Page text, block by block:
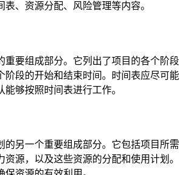
、资源分配、风险管理等内容。
重要组成部分。它列出了项目的各个阶段
阶段的开始和结束时间。时间表应尽可能
够按照时间表进行工作。
的另一个重要组成部分。它包括项目所需
资源，以及这些资源的分配和使用计划。